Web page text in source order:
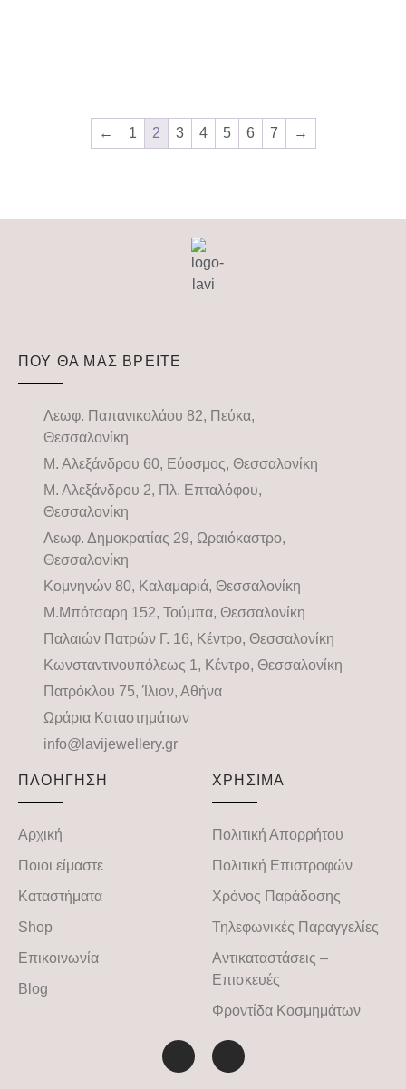
← 1 2 3 4 5 6 7 →
ΠΟΥ ΘΑ ΜΑΣ ΒΡΕΙΤΕ
Λεωφ. Παπανικολάου 82, Πεύκα,
Θεσσαλονίκη
Μ. Αλεξάνδρου 60, Εύοσμος, Θεσσαλονίκη
Μ. Αλεξάνδρου 2, Πλ. Επταλόφου,
Θεσσαλονίκη
Λεωφ. Δημοκρατίας 29, Ωραιόκαστρο,
Θεσσαλονίκη
Κομνηνών 80, Καλαμαριά, Θεσσαλονίκη
Μ.Μπότσαρη 152, Τούμπα, Θεσσαλονίκη
Παλαιών Πατρών Γ. 16, Κέντρο, Θεσσαλονίκη
Κωνσταντινουπόλεως 1, Κέντρο, Θεσσαλονίκη
Πατρόκλου 75, Ίλιον, Αθήνα
Ωράρια Καταστημάτων
info@lavijewellery.gr
ΠΛΟΗΓΗΣΗ
Αρχική
Ποιοι είμαστε
Καταστήματα
Shop
Επικοινωνία
Blog
ΧΡΗΣΙΜΑ
Πολιτική Απορρήτου
Πολιτική Επιστροφών
Χρόνος Παράδοσης
Τηλεφωνικές Παραγγελίες
Αντικαταστάσεις –
Επισκευές
Φροντίδα Κοσμημάτων